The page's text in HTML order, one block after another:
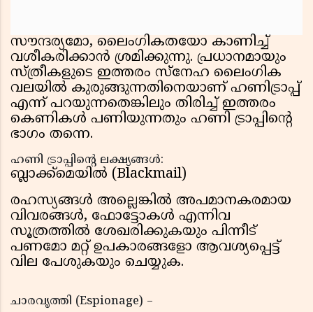
സൗന്ദര്യമോ, ലൈംഗികതയോ കാണിച്ച്
വശീകരിക്കാൻ ശ്രമിക്കുന്നു. പ്രധാനമായും
സ്ത്രീകളുടെ ഇത്തരം സ്നേഹ ലൈംഗിക
വലയിൽ കുരുങ്ങുന്നതിനെയാണ് ഹണിട്രാപ്പ്
എന്ന് പറയുന്നതെങ്കിലും തിരിച്ച് ഇത്തരം
കെണികൾ പണിയുന്നതും ഹണി ട്രാപ്പിന്റെ
ഭാഗം തന്നെ.
ഹണി ട്രാപ്പിന്റെ ലക്ഷ്യങ്ങൾ:
ബ്ലാക്ക്മെയിൽ (Blackmail)
രഹസ്യങ്ങൾ അല്ലെങ്കിൽ അപമാനകരമായ
വിവരങ്ങൾ, ഫോട്ടോകൾ എന്നിവ
സൂത്രത്തിൽ ശേഖരിക്കുകയും പിന്നീട്
പണമോ മറ്റ് ഉപകാരങ്ങളോ ആവശ്യപ്പെട്ട്
വില പേശുകയും ചെയ്യുക.
ചാരവൃത്തി (Espionage) –